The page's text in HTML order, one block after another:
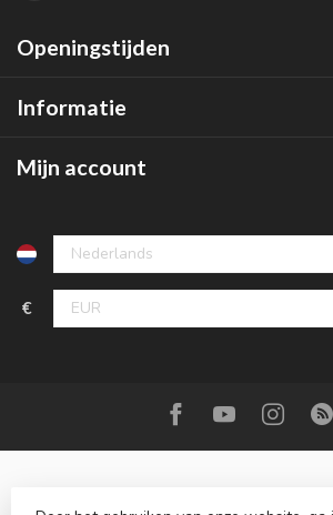
Openingstijden
Informatie
Mijn account
€